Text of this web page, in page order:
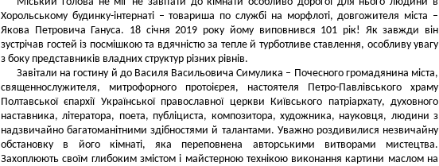
Хорольському будинку-інтернаті – товариша по службі на морфлоті, довгожителя міста –
Якова Петровича Гануса. 18 січня 2019 року йому виповнився 101 рік! Як завжди він
зустрічав гостей із посмішкою та вдячністю за тепле й турботливе ставлення, особливу увагу
з боку представників владних структур різних рівнів.
Завітали на гостину й до Василя Васильовича Симулика – Почесного громадянина міста,
священнослужителя, митрофорного протоієрея, настоятеля Петро-Павлівського храму
Полтавської єпархії Української православної церкви Київського патріархату, духовного
наставника, літератора, поета, публіциста, композитора, художника, науковця, людини з
надзвичайно багатоманітними здібностями й талантами. Уважно роздивилися незвичайну
обстановку в його кімнаті, яка переповнена авторськими витворами мистецтва.
Захоплюють своїм глибоким змістом і майстерною технікою виконання картини маслом на